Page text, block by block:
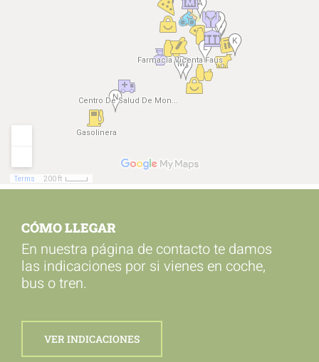
CÓMO LLEGAR
En nuestra página de contacto te damos
las indicaciones por si vienes en coche,
bus o tren.
VER INDICACIONES